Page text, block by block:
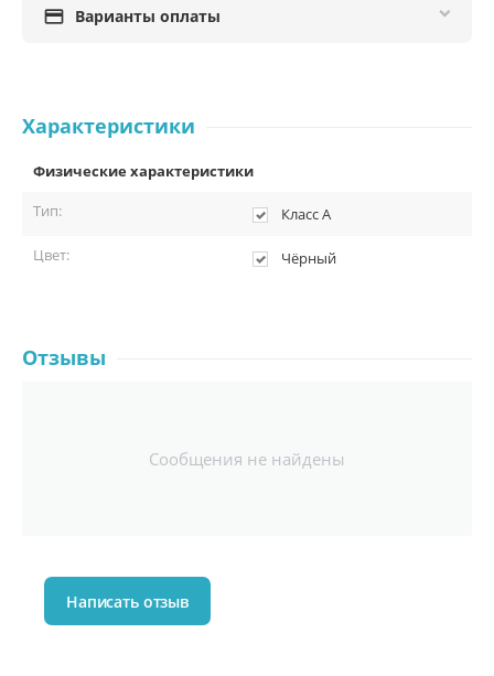
 Варианты оплаты
Характеристики
Физические характеристики
Тип:
Класс А
Цвет: Чёрный
Отзывы
Сообщения не найдены
Написать отзыв